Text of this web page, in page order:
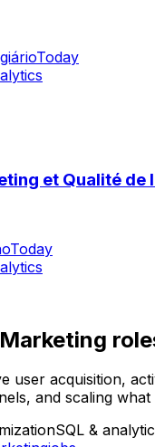
Today
et Qualité de
Today
user acquisition,
and scaling what
SQL &